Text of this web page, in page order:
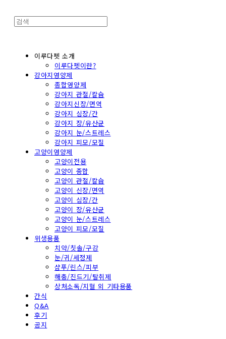
이루다펫 소개
이루다펫이란?
강아지영양제
종합영양제
강아지 관절/칼슘
강아지신장/면역
강아지 심장/간
강아지 장/유산균
강아지 눈/스트레스
강아지 피모/모질
고양이영양제
고양이전용
고양이 종합
고양이 관절/칼슘
고양이 신장/면역
고양이 심장/간
고양이 장/유산균
고양이 눈/스트레스
고양이 피모/모질
위생용품
치약/칫솔/구강
눈/귀/세정제
샴푸/린스/피부
해충/진드기/탈취제
상처소독/지혈 외 기타용품
간식
Q&A
후기
공지